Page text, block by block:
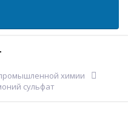
химии
сульфат